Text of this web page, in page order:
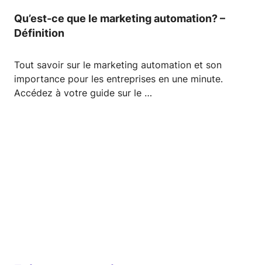
Qu’est-ce que le marketing automation? –
Définition
Tout savoir sur le marketing automation et son
importance pour les entreprises en une minute.
Accédez à votre guide sur le …